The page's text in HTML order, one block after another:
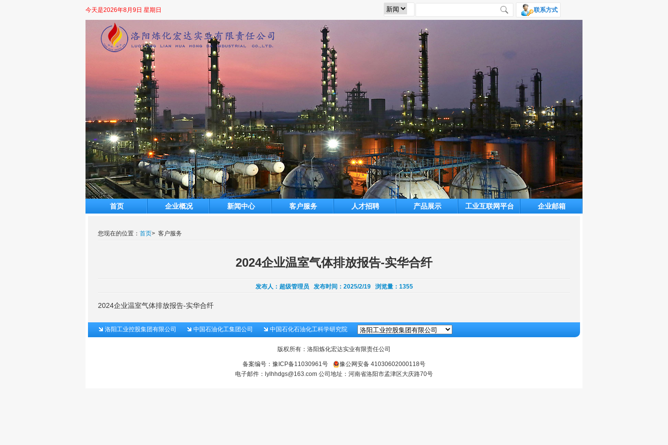
今天是2026年8月9日 星期日 联系方式
首页 企业概况 新闻中心 客户服务 人才招聘 产品展示 工业互联网平台 企业邮箱
您现在的位置： 首页> 客户服务
2024企业温室气体排放报告-实华合纤
发布人： 超级管理员 发布时间： 2025/2/19浏览量： 1355
2024企业温室气体排放报告-实华合纤
洛阳工业控股集团有限公司 中国石油化工集团公司 中国石化石油化工科学研究院
版权所有：洛阳炼化宏达实业有限责任公司
备案编号： 豫ICP备11030961号
豫公网安备 41030602000118号
电子邮件：lylhhdgs@163.com 公司地址：河南省洛阳市孟津区大庆路70号